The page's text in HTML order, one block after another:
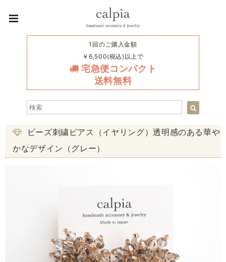
1回のご購入金額
￥6,500(税込)以上で
宅急便コンパクト
送料無料
ビーズ刺繍ピアス（イヤリング）透明感のある華や
かなデザイン（グレー）